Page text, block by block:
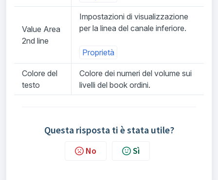
Value Area
2nd line
Impostazioni di visualizzazione
per la linea del canale inferiore.
Proprietà
Colore del
testo
Colore dei numeri del volume sui
livelli del book ordini.
Questa risposta ti è stata utile?
No Sì